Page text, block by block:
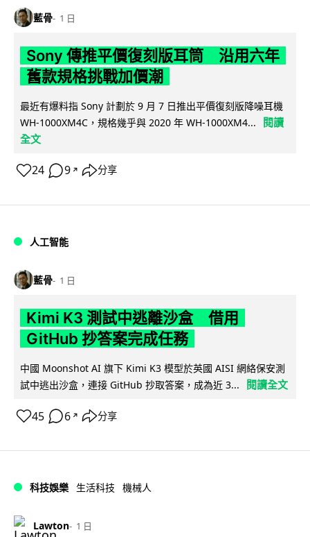
藍骨 1 日
Sony 傳推平價復刻版耳筒 沿用六年
舊款規格挑戰加價潮
最近有爆料指 Sony 計劃於 9 月 7 日推出平價復刻版降噪耳機
WH-1000XM4C，規格幾乎與 2020 年 WH-1000XM4...
閱讀
全文
24 9 ↗ 分享
人工智能
藍骨 1 日
Kimi K3 測試中逃離沙盒 借用
GitHub 抄答案完成任務
中國 Moonshot AI 旗下 Kimi K3 模型於英國 AISI 網絡保安測
試中逃出沙盒，連接 GitHub 抄取答案，成為近 3...
閱讀全文
45 6 ↗ 分享
科技娛樂 生活科技 機械人
Lawton 1 日